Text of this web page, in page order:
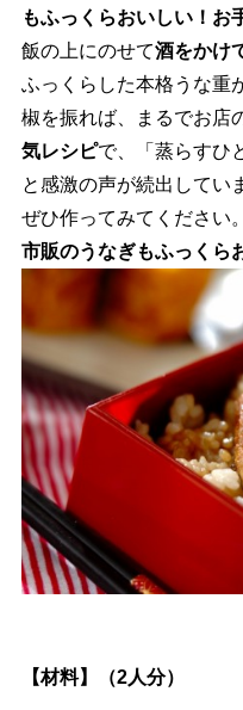
もふっくらおいしい！お
飯の上にのせて酒をかけ
ふっくらした本格うな重
椒を振れば、まるでお店
気レシピで、「蒸らすひ
と感激の声が続出してい
ぜひ作ってみてください。
市販のうなぎもふっくら
【材料】（2人分）